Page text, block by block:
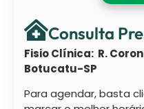
Consulta
Fisio Clínica: R.
Botucatu-SP
Para agendar, basta